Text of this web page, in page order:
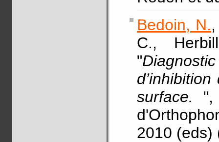
Bedoin, N.
C.,
"
surface. ",
2010 (eds)